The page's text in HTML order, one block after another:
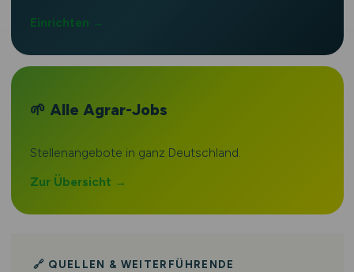
Einrichten →
🌱 Alle Agrar-Jobs
Stellenangebote in ganz Deutschland.
Zur Übersicht →
🔗 QUELLEN & WEITERFÜHRENDE